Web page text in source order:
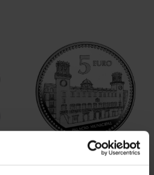
CAPITALES ESPAÑOLAS